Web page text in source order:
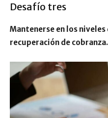
Desafío tres
Mantenerse en los niveles
recuperación de cobranza.